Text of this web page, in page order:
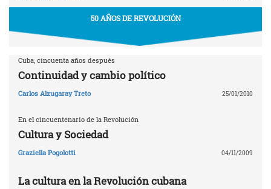
50 AÑOS DE REVOLUCIÓN
Cuba, cincuenta años después
Continuidad y cambio político
Carlos Alzugaray Treto 25/01/2010
En el cincuentenario de la Revolución
Cultura y Sociedad
Graziella Pogolotti 04/11/2009
La cultura en la Revolución cubana